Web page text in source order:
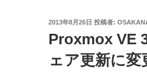
投
日:
2013年8月26日 投稿者:
Proxmox VE
ェア更新に変